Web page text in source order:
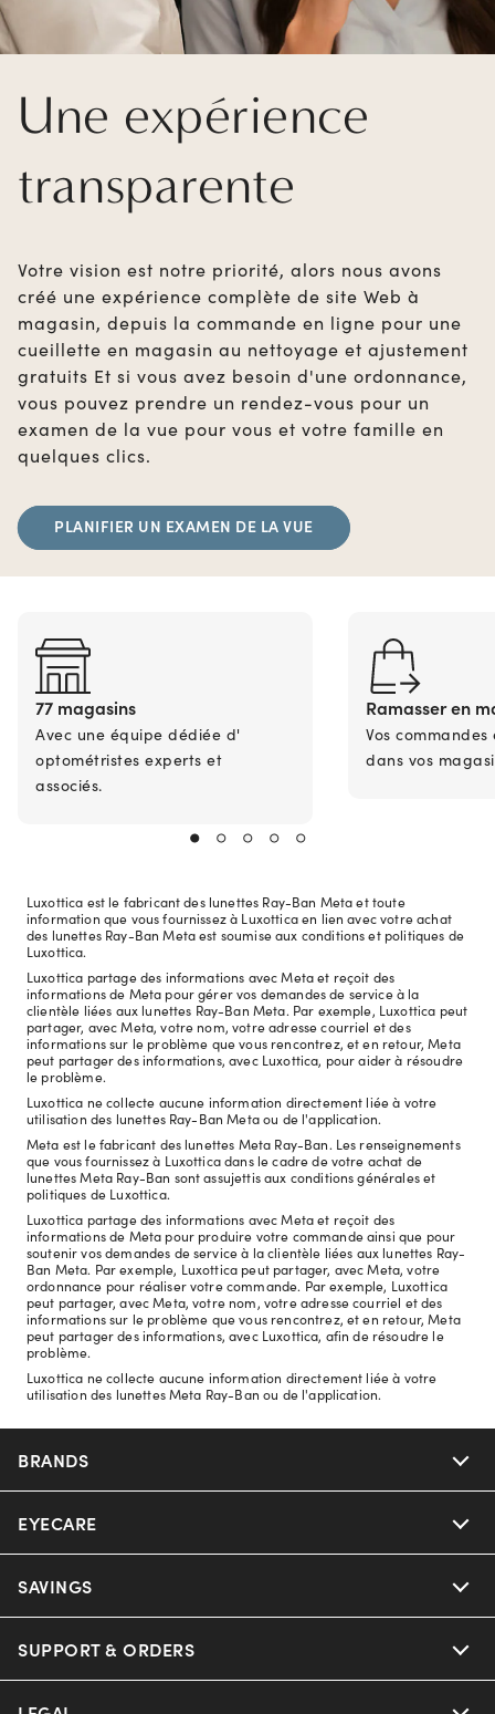
Une expérience
transparente
Votre vision est notre priorité, alors nous avons
créé une expérience complète de site Web à
magasin, depuis la commande en ligne pour une
cueillette en magasin au nettoyage et ajustement
gratuits Et si vous avez besoin d'une ordonnance,
vous pouvez prendre un rendez-vous pour un
examen de la vue pour vous et votre famille en
quelques clics.
PLANIFIER UN EXAMEN DE LA VUE
77 magasins
Avec une équipe dédiée d'
optométristes experts et
associés.
Ramasser en
Vos
dans vos
Luxottica est le fabricant des lunettes Ray-Ban Meta et toute
information que vous fournissez à Luxottica en lien avec votre achat
des lunettes Ray-Ban Meta est soumise aux conditions et politiques de
Luxottica.
Luxottica partage des informations avec Meta et reçoit des
informations de Meta pour gérer vos demandes de service à la
clientèle liées aux lunettes Ray-Ban Meta. Par exemple, Luxottica peut
partager, avec Meta, votre nom, votre adresse courriel et des
informations sur le problème que vous rencontrez, et en retour, Meta
peut partager des informations, avec Luxottica, pour aider à résoudre
le problème.
Luxottica ne collecte aucune information directement liée à votre
utilisation des lunettes Ray-Ban Meta ou de l'application.
Meta est le fabricant des lunettes Meta Ray-Ban. Les renseignements
que vous fournissez à Luxottica dans le cadre de votre achat de
lunettes Meta Ray-Ban sont assujettis aux conditions générales et
politiques de Luxottica.
Luxottica partage des informations avec Meta et reçoit des
informations de Meta pour produire votre commande ainsi que pour
soutenir vos demandes de service à la clientèle liées aux lunettes Ray-
Ban Meta. Par exemple, Luxottica peut partager, avec Meta, votre
ordonnance pour réaliser votre commande. Par exemple, Luxottica
peut partager, avec Meta, votre nom, votre adresse courriel et des
informations sur le problème que vous rencontrez, et en retour, Meta
peut partager des informations, avec Luxottica, afin de résoudre le
problème.
Luxottica ne collecte aucune information directement liée à votre
utilisation des lunettes Meta Ray-Ban ou de l'application.
BRANDS
Nuance Audio
Ray-Ban
EYECARE
Our Eyeglasses
Our Sunglasses
SAVINGS
Offers & Discount
Insurance
SUPPORT & ORDERS